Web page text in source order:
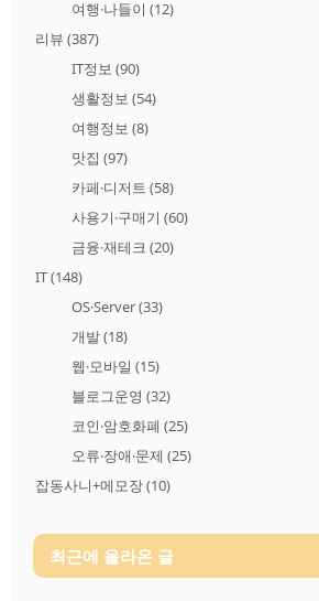
여행·나들이 (12)
리뷰 (387)
IT정보 (90)
생활정보 (54)
여행정보 (8)
맛집 (97)
카페·디저트 (58)
사용기·구매기 (60)
금융·재테크 (20)
IT(148)
OS·Server(33)
개발(18)
웹·모바일 (15)
블로그운영 (32)
코인·암호화폐 (25)
오류·장애·문제 (25)
잡동사니+메모장(10)
최근에 올라온 글